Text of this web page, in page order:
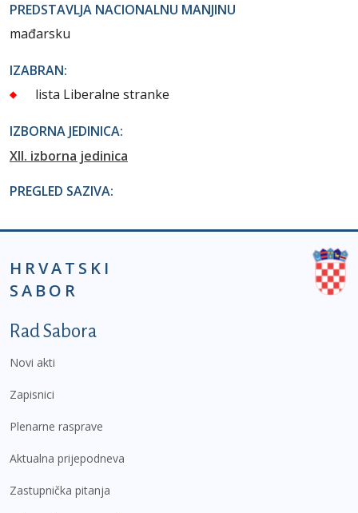
PREDSTAVLJA NACIONALNU MANJINU
mađarsku
IZABRAN:
lista Liberalne stranke
IZBORNA JEDINICA:
XII. izborna jedinica
PREGLED SAZIVA:
HRVATSKI
SABOR
Podnožje prvi izbornik
Rad Sabora
Novi akti
Zapisnici
Plenarne rasprave
Aktualna prijepodneva
Zastupnička pitanja